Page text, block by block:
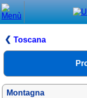
Toscana
Montagna
Menù principale
⌂ Home
🕐 First Minute